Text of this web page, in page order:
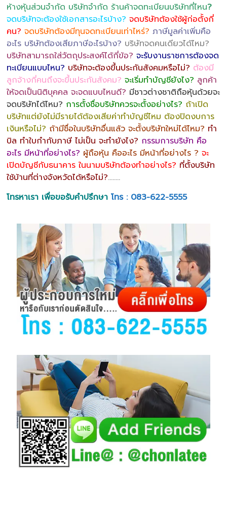
ห้างหุ้นส่วนจำกัด บริษัทจำกัด ร้านค้าจดทะเบียนบริษัทที่ไหน?
จดบริษัทจะต้องใช้เอกสารอะไรบ้าง? จดบริษัทต้องใช้ผู้ก่อตั้งกี่
คน? จดบริษัทต้องมีทุนจดทะเบียนเท่าไหร่? ภาษีมูลค่าเพิ่มคือ
อะไร บริษัทต้องเสียภาษีอะไรบ้าง? บริษัทจดคนเดียวได้ไหม?
บริษัทสามารถใส่วัตถุประสงค์ได้กี่ข้อ? จะรับงานราชการต้องจด
ทะเบียนแบบไหน? บริษัทจะต้องขึ้นประกันสังคมหรือไม่? ต้องมี
ลูกจ้างกี่คนถึงจะขึ้นประกันสังคม? จะเริ่มทำบัญชียังไง? ลูกค้า
ให้จดเป็นนิติบุคคล จะจดแบบไหนดี? มีชาวต่างชาติถือหุ้นด้วยจะ
จดบริษัทได้ไหม? การตั้งชื่อบริษัทควรจะตั้งอย่างไร? ถ้าเปิด
บริษัทแต่ยังไม่มีรายได้ต้องเสียค่าทำบัญชีไหม ต้องปิดงบการ
เงินหรือไม่? ถ้ามีชื่อในบริษัทอื่นแล้ว จะตั้งบริษัทใหม่ได้ไหม? ทำ
บิล ทำใบกำกับภาษี ไม่เป็น จะทำยังไง? กรรมการบริษัท คือ
อะไร มีหน้าที่อย่างไร? ผู้ถือหุ้น คืออะไร มีหน้าที่อย่างไร ? จะ
เปิดบัญชีกับธนาคาร ในนามบริษัทต้องทำอย่างไร? ที่ตั้งบริษัท
ใช้บ้านที่ต่างจังหวัดได้หรือไม่?……..
โทรหาเรา เพื่อขอรับคำปรึกษา โทร : 083-622-5555